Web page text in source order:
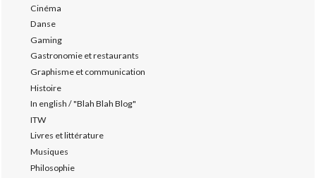
Cinéma
Danse
Gaming
Gastronomie et restaurants
Graphisme et communication
Histoire
In english / "Blah Blah Blog"
ITW
Livres et littérature
Musiques
Philosophie